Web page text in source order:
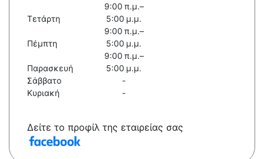
Τετάρτη
9:00 π.μ.–
5:00 μ.μ.
Πέμπτη
9:00 π.μ.–
5:00 μ.μ.
Παρασκευή
9:00 π.μ.–
5:00 μ.μ.
Σάββατο
-
Κυριακή
-
Δείτε το προφίλ της εταιρείας σας